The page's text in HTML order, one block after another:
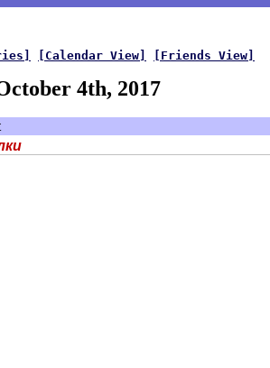
[Calendar View] [Friends View]
4th, 2017